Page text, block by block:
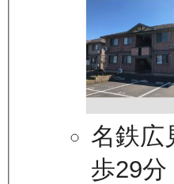
名鉄広
歩29分